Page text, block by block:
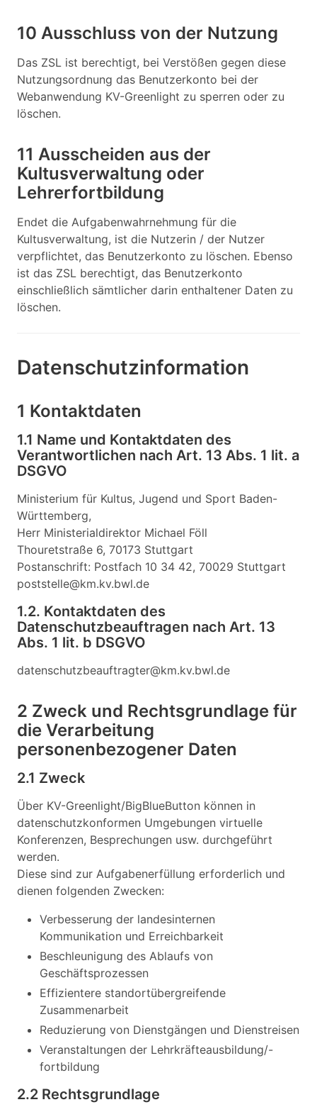
10 Ausschluss von der Nutzung
Das ZSL ist berechtigt, bei Verstößen gegen diese
Nutzungsordnung das Benutzerkonto bei der
Webanwendung KV-Greenlight zu sperren oder zu
löschen.
11 Ausscheiden aus der
Kultusverwaltung oder
Lehrerfortbildung
Endet die Aufgabenwahrnehmung für die
Kultusverwaltung, ist die Nutzerin / der Nutzer
verpflichtet, das Benutzerkonto zu löschen. Ebenso
ist das ZSL berechtigt, das Benutzerkonto
einschließlich sämtlicher darin enthaltener Daten zu
löschen.
Datenschutzinformation
1 Kontaktdaten
1.1 Name und Kontaktdaten des
Verantwortlichen nach Art. 13 Abs. 1 lit. a
DSGVO
Ministerium für Kultus, Jugend und Sport Baden-
Württemberg,
Herr Ministerialdirektor Michael Föll
Thouretstraße 6, 70173 Stuttgart
Postanschrift: Postfach 10 34 42, 70029 Stuttgart
poststelle@km.kv.bwl.de
1.2. Kontaktdaten des
Datenschutzbeauftragen nach Art. 13
Abs. 1 lit. b DSGVO
datenschutzbeauftragter@km.kv.bwl.de
2 Zweck und Rechtsgrundlage für
die Verarbeitung
personenbezogener Daten
2.1 Zweck
Über KV-Greenlight/BigBlueButton können in
datenschutzkonformen Umgebungen virtuelle
Konferenzen, Besprechungen usw. durchgeführt
werden.
Diese sind zur Aufgabenerfüllung erforderlich und
dienen folgenden Zwecken:
Verbesserung der landesinternen
Kommunikation und Erreichbarkeit
Beschleunigung des Ablaufs von
Geschäftsprozessen
Effizientere standortübergreifende
Zusammenarbeit
Reduzierung von Dienstgängen und Dienstreisen
Veranstaltungen der Lehrkräfteausbildung/-
fortbildung
2.2 Rechtsgrundlage